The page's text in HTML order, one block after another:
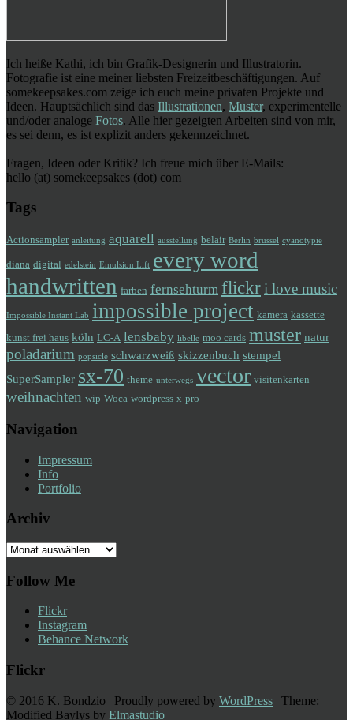
Ich heiße Kathi, ich bin Grafik-Designerin und Illustratorin.
Fotografie ist eine meiner liebsten Freizeitbeschäftigungen. Auf
somekeepsakes.com zeige ich euch meine privaten Projekte und
Ideen. Hauptsächlich sind das Illustrationen, Muster, experimentelle
und/oder analoge Fotos. Alle hier gezeigten Arbeiten sind von mir,
es sei denn, es ist explizit anders gekennzeichnet.
Fragen, Ideen oder Kritik? Ich freue mich über E-Mails:
hello (at) somekeepsakes (dot) com
Tags
Actionsampler anleitung aquarell ausstellung belair Berlin brüssel cyanotypie
diana digital edelstein Emulsion Lift every word
handwritten farben fernsehturm flickr i love music
Impossible Instant Lab impossible project kamera kassette
kunst frei haus köln LC-A lensbaby libelle moo cards muster natur
poladarium popsicle schwarzweiß skizzenbuch stempel
SuperSampler sx-70 theme unterwegs vector visitenkarten
weihnachten wip Woca wordpress x-pro
Navigation
Impressum
Info
Portfolio
Archiv
Archiv
Follow Me
Flickr
Instagram
Behance Network
Flickr
© 2016 K. Bondzio | Proudly powered by WordPress | Theme:
Modified Baylys by Elmastudio